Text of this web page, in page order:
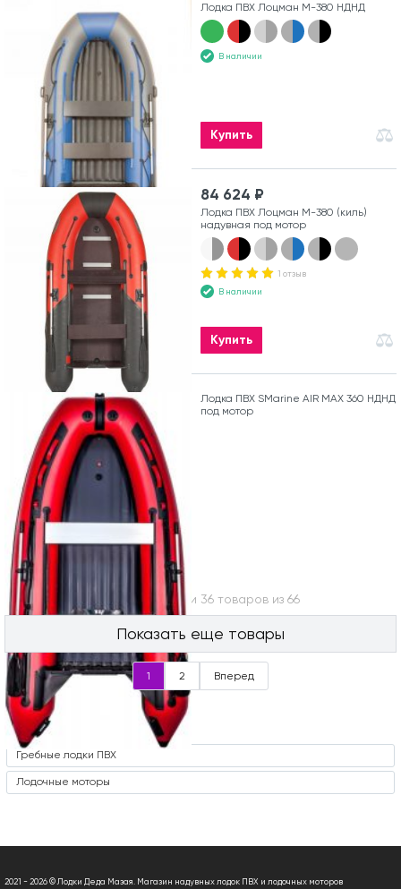
Лодка ПВХ Лоцман М-380 НДНД
В наличии
Купить
84 624 ₽
Лодка ПВХ Лоцман М-380 (киль)
надувная под мотор
1 отзыв
В наличии
Купить
Лодка ПВХ SMarine AIR MAX 360 НДНД
под мотор
Вы посмотрели 36 товаров из 66
Показать еще товары
1 2 Вперед
Часто ищут
Гребные лодки ПВХ
Лодочные моторы
2021 - 2026 © Лодки Деда Мазая. Магазин надувных лодок ПВХ и лодочных моторов